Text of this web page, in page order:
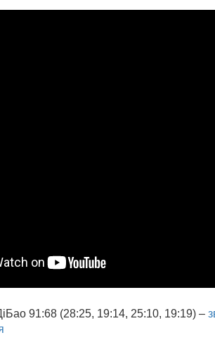
91:68 (28:25, 19:14, 25:10, 19:19) –